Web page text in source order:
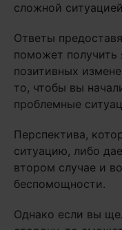
сложной
Ответы
поможет получить
позитивных
то, чтобы вы
проблемные
Перспектива,
ситуацию, либо
втором случае и
беспомощности.
Однако если вы